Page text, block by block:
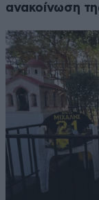
ανακοίνωση